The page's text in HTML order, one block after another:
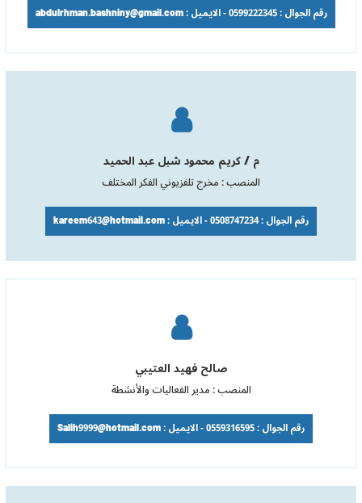
رقم الجوال : 0599222345 - الايميل : abdulrhman.bashniny@gmail.com
م / كريم محمود شبل عبد الحميد
المنصب : مخرج تلفزيوني الفكر المختلف
رقم الجوال : 0508747234 - الايميل : kareem643@hotmail.com
صالح فهيد العتيبي
المنصب : مدير الفعاليات والأنشطة
رقم الجوال : 0559316595 - الايميل : Salih9999@hotmail.com